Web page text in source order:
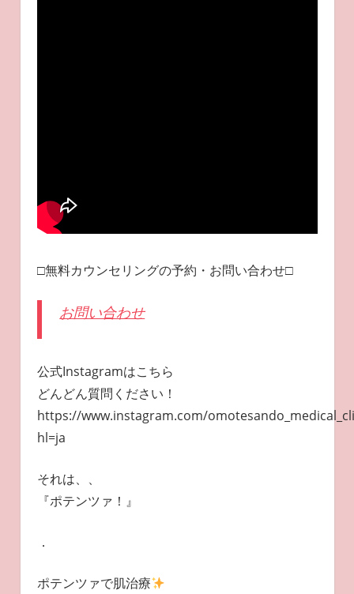
□無料カウンセリングの予約・お問い合わせ□
お問い合わせ
公式Instagramはこちら
どんどん質問ください！
https://www.instagram.com/
hl=ja
それは、、
『ポテンツァ！』
．
ポテンツァで肌治療